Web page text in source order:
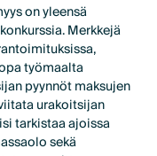
on yleensä
Merkkejä
työmaalta
pyynnöt maksujen
urakoitsijan
tarkistaa ajoissa
sekä